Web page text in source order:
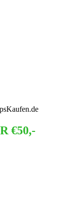
€50,-